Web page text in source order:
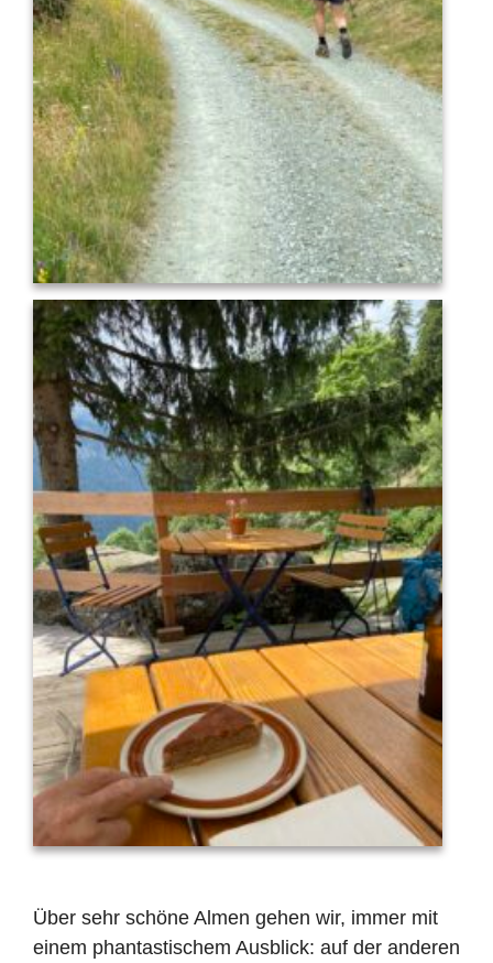
Über sehr schöne Almen gehen wir, immer mit
einem phantastischem Ausblick: auf der anderen